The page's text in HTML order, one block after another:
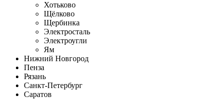
Хотьково
Щёлково
Щербинка
Электросталь
Электроугли
Ям
Нижний Новгород
Пенза
Рязань
Санкт-Петербург
Саратов